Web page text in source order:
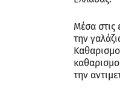
Μέσα στις
την
την